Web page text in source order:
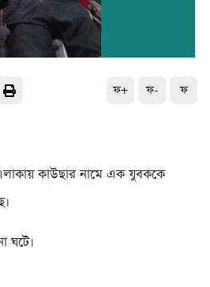
ফ+ ফ- ফ
কাউছার নামে এক যুবককে
ঘটে।